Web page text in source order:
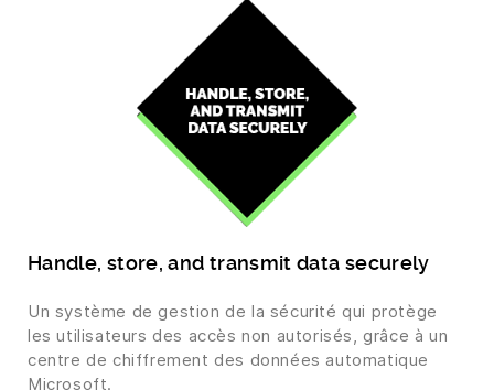
Handle, store, and transmit data securely
Un système de gestion de la sécurité qui protège
les utilisateurs des accès non autorisés, grâce à un
centre de chiffrement des données automatique
Microsoft.